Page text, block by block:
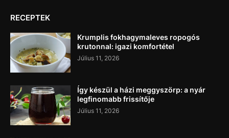
RECEPTEK
Krumplis fokhagymaleves ropogós
krutonnal: igazi komfortétel
Július 11, 2026
Így készül a házi meggyszörp: a nyár
legfinomabb frissítője
Július 11, 2026